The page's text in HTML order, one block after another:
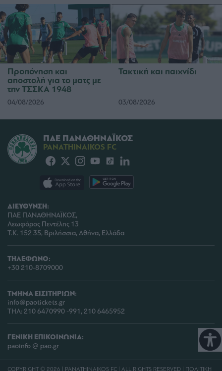
Προπόνηση και
αποστολή για το ματς με
την ΤΣΣΚΑ 1948
04/08/2026
Τακτική και παιχνίδι
03/08/2026
ΔΙΕΥΘΥΝΣΗ:
ΠΑΕ ΠΑΝΑΘΗΝΑΪΚΟΣ,
Λεωφόρος Πεντέλης 13
Τ.Κ. 152 35, Βριλήσσια, Αθήνα, Ελλάδα
ΤΗΛΕΦΩΝΟ:
+30 210-8709000
ΤΜΗΜΑ ΕΙΣΙΤΗΡΙΩΝ:
info@paotickets.gr
ΤΗΛ: 210 6470990 -991, 210 6465952
ΓΕΝΙΚΗ ΕΠΙΚΟΙΝΩΝΙΑ:
paoinfo @ pao.gr
ΠΑΕ ΠΑΝΑΘΗΝΑΪΚΟΣ
PANATHINAIKOS FC
COPYRIGHT © 2026 | PANATHINAIKOS FC | ALL RIGHTS RESERVED | ΠΟΛΙΤΙΚΗ